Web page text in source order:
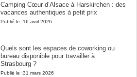
Camping Cœur d’Alsace à Harskirchen : des
vacances authentiques à petit prix
Publié le :16 avril 2026
Quels sont les espaces de coworking ou
bureau disponible pour travailler à
Strasbourg ?
Publié le :31 mars 2026